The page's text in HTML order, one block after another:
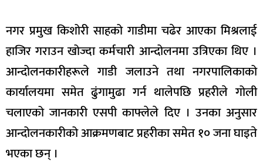
नगर प्रमुख किशोरी साहको गाडीमा चढेर आएका मिश्रलाई
हाजिर गराउन खोज्दा कर्मचारी आन्दोलनमा उत्रिएका थिए ।
आन्दोलनकारीहरूले गाडी जलाउने तथा नगरपालिकाको
कार्यालयमा समेत ढुंगामुढा गर्न थालेपछि प्रहरीले गोली
चलाएको जानकारी एसपी काफ्लेले दिए । उनका अनुसार
आन्दोलनकारीको आक्रमणबाट प्रहरीका समेत १० जना घाइते
भएका छन् ।